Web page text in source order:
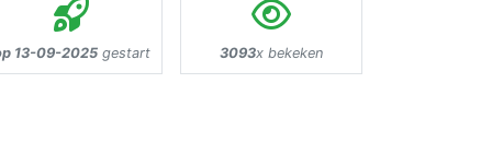
13-09-2025gestart 3093x bekeken